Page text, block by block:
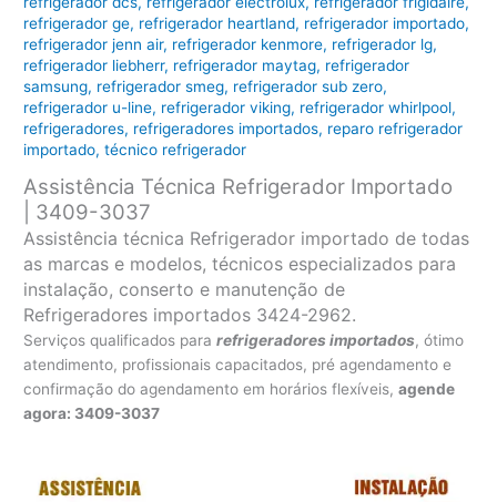
refrigerador ge, refrigerador heartland, refrigerador importado,
refrigerador jenn air, refrigerador kenmore, refrigerador lg,
refrigerador liebherr, refrigerador maytag, refrigerador
samsung, refrigerador smeg, refrigerador sub zero,
refrigerador u-line, refrigerador viking, refrigerador whirlpool,
refrigeradores, refrigeradores importados, reparo refrigerador
importado,técnico refrigerador
Assistência Técnica Refrigerador Importado
| 3409-3037
Assistência técnica Refrigerador importado de todas
as marcas e modelos, técnicos especializados para
instalação, conserto e manutenção de
Refrigeradores importados 3424-2962.
Serviços qualificados pararefrigeradores importados, ótimo
atendimento, profissionais capacitados, pré agendamento e
confirmação do agendamento em horários flexíveis,agende
agora: 3409-3037